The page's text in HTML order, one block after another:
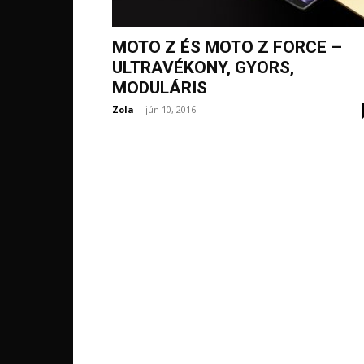
MOTO Z ÉS MOTO Z FORCE –
ULTRAVÉKONY, GYORS,
MODULÁRIS
Zola - jún 10, 2016